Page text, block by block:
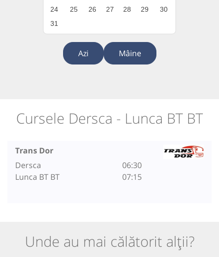
24
25 26 27 28 29
30
31
Azi Mâine
Cursele Dersca - Lunca BT BT
Trans Dor
Dersca
Lunca BT BT
06:30
07:15
Unde au mai călătorit alții?